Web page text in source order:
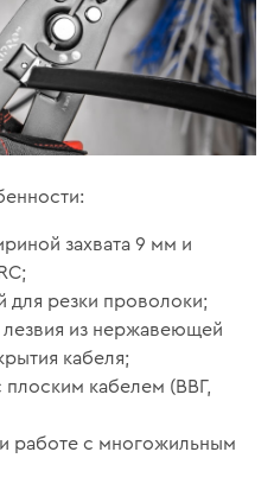
захвата 9 мм и
для резки проволоки;
из нержавеющей
кабеля;
кабелем (ВВГ,
работе с многожильным